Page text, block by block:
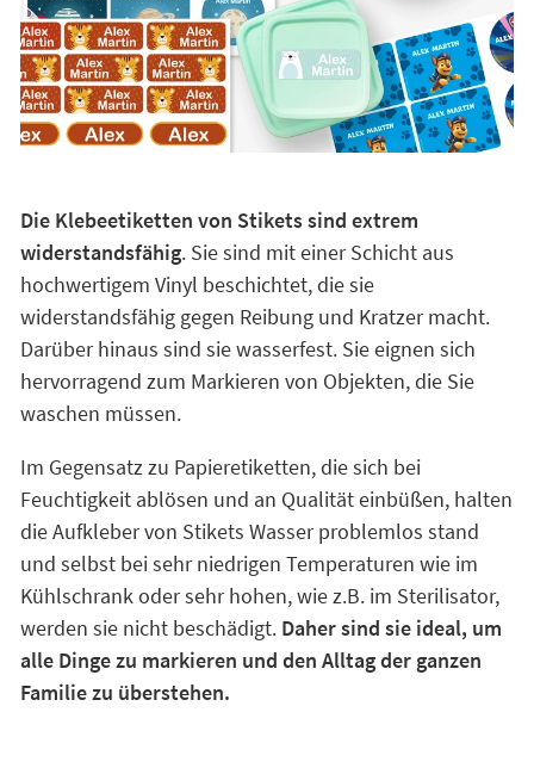
Die Klebeetiketten von Stikets sind extrem
widerstandsfähig. Sie sind mit einer Schicht aus
hochwertigem Vinyl beschichtet, die sie
widerstandsfähig gegen Reibung und Kratzer macht.
Darüber hinaus sind sie wasserfest. Sie eignen sich
hervorragend zum Markieren von Objekten, die Sie
waschen müssen.
Im Gegensatz zu Papieretiketten, die sich bei
Feuchtigkeit ablösen und an Qualität einbüßen, halten
die Aufkleber von Stikets Wasser problemlos stand
und selbst bei sehr niedrigen Temperaturen wie im
Kühlschrank oder sehr hohen, wie z.B. im Sterilisator,
werden sie nicht beschädigt. Daher sind sie ideal, um
alle Dinge zu markieren und den Alltag der ganzen
Familie zu überstehen.